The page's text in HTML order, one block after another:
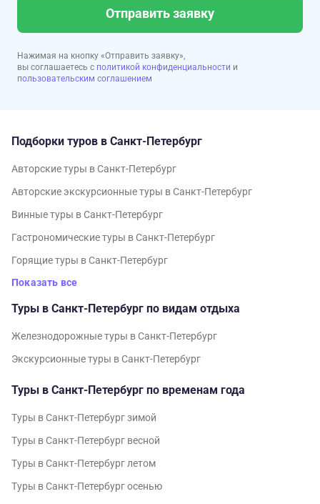
Отправить заявку
Нажимая на кнопку «Отправить заявку»,
вы соглашаетесь с политикой конфиденциальности и
пользовательским соглашением
Подборки туров в Санкт-Петербург
Авторские туры в Санкт-Петербург
Авторские экскурсионные туры в Санкт-Петербург
Винные туры в Санкт-Петербург
Гастрономические туры в Санкт-Петербург
Горящие туры в Санкт-Петербург
Показать все
Туры в Санкт-Петербург по видам отдыха
Железнодорожные туры в Санкт-Петербург
Экскурсионные туры в Санкт-Петербург
Туры в Санкт-Петербург по временам года
Туры в Санкт-Петербург зимой
Туры в Санкт-Петербург весной
Туры в Санкт-Петербург летом
Туры в Санкт-Петербург осенью